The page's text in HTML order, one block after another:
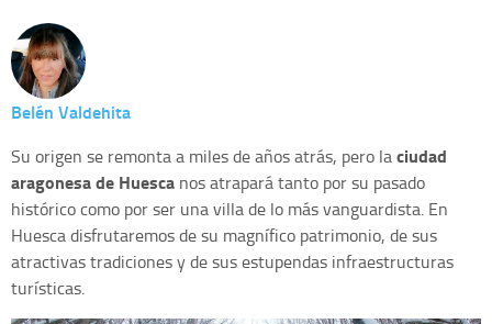
Belén Valdehita
Su origen se remonta a miles de años atrás, pero laciudad
aragonesa de Huesca nos atrapará tanto por su pasado
histórico como por ser una villa de lo más vanguardista. En
Huesca disfrutaremos de su magnífico patrimonio, de sus
atractivas tradiciones y de sus estupendas infraestructuras
turísticas.